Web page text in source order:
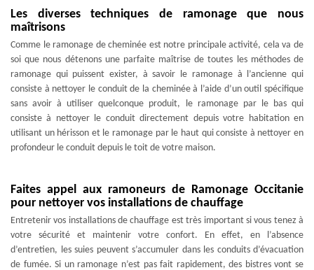
Les diverses techniques de ramonage que nous
maîtrisons
Comme le ramonage de cheminée est notre principale activité, cela va de
soi que nous détenons une parfaite maîtrise de toutes les méthodes de
ramonage qui puissent exister, à savoir le ramonage à l’ancienne qui
consiste à nettoyer le conduit de la cheminée à l’aide d’un outil spécifique
sans avoir à utiliser quelconque produit, le ramonage par le bas qui
consiste à nettoyer le conduit directement depuis votre habitation en
utilisant un hérisson et le ramonage par le haut qui consiste à nettoyer en
profondeur le conduit depuis le toit de votre maison.
Faites appel aux ramoneurs de Ramonage Occitanie
pour nettoyer vos installations de chauffage
Entretenir vos installations de chauffage est très important si vous tenez à
votre sécurité et maintenir votre confort. En effet, en l’absence
d’entretien, les suies peuvent s’accumuler dans les conduits d’évacuation
de fumée. Si un ramonage n’est pas fait rapidement, des bistres vont se